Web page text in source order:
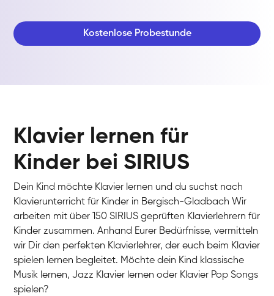
Kostenlose Probestunde
Klavier lernen für
Kinder bei SIRIUS
Dein Kind möchte Klavier lernen und du suchst nach
Klavierunterricht für Kinder in Bergisch-Gladbach Wir
arbeiten mit über 150 SIRIUS geprüften Klavierlehrern für
Kinder zusammen. Anhand Eurer Bedürfnisse, vermitteln
wir Dir den perfekten Klavierlehrer, der euch beim Klavier
spielen lernen begleitet. Möchte dein Kind klassische
Musik lernen, Jazz Klavier lernen oder Klavier Pop Songs
spielen?